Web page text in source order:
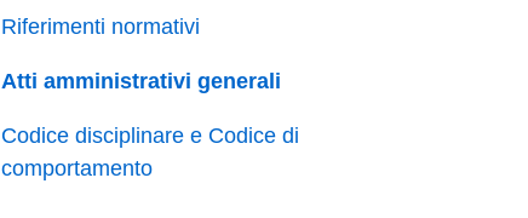
Riferimenti normativi
Atti amministrativi generali
Codice disciplinare e Codice di
comportamento